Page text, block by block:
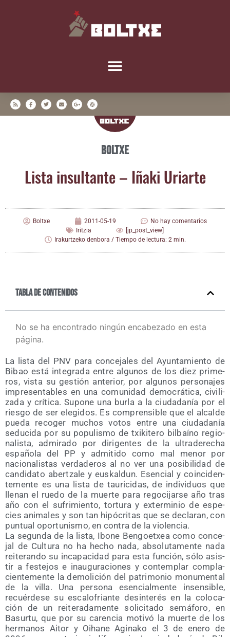
Boltxe
Lis­ta insul­tan­te – Iña­ki Uriarte
Boltxe 2011-05-19
No hay comentarios
Iritzia
[jp_post_view]
Irakurtzeko denbora / Tiempo de lectura: 2 min.
Tabla de contenidos
No se ha encontrado ningún encabezado en esta
página.
La lis­ta del PNV para con­ce­ja­les del Ayun­ta­mien­to de
Bibao está inte­gra­da entre algu­nos de los diez pri­me­
ros, vis­ta su ges­tión ante­rior, por algu­nos per­so­na­jes
impre­sen­ta­bles en una comu­ni­dad demo­crá­ti­ca, civi­li­
za­da y crí­ti­ca. Supo­ne una bur­la a la ciu­da­da­nía por el
ries­go de ser ele­gi­dos. Es com­pren­si­ble que el alcal­de
pue­da reco­ger muchos votos entre una ciu­da­da­nía
sedu­ci­da por su popu­lis­mo de txi­ki­te­ro bil­baíno regio­
na­lis­ta, admi­ra­do por diri­gen­tes de la ultra­de­re­cha
espa­ño­la del PP y admi­ti­do como mal menor por
nacio­na­lis­tas ver­da­de­ros al no ver una posi­bi­li­dad de
can­di­da­to aber­tza­le y eus­kal­dun. Esen­cial y coin­ci­den­
te­men­te es una lis­ta de tau­ri­ci­das, de indi­vi­duos que
lle­nan el rue­do de la muer­te para rego­ci­jar­se año tras
año con el sufri­mien­to, tor­tu­ra y exter­mi­nio de espe­
cies ani­ma­les y son tan hipó­cri­tas que se decla­ran, con
pun­tual opor­tu­nis­mo, en con­tra de la violencia.
La segun­da de la lis­ta, Ibo­ne Ben­goetxea como con­ce­
jal de Cul­tu­ra no ha hecho nada, abso­lu­ta­men­te nada
reite­ran­do su inca­pa­ci­dad para esta fun­ción, sólo asis­
tir a fes­te­jos e inau­gu­ra­cio­nes y con­tem­plar com­pla­
cien­te­men­te la demo­li­ción del patri­mo­nio monu­men­tal
de la villa. Una per­so­na esen­cial­men­te insen­si­ble,
recuér­de­se su esca­lo­frian­te desin­te­rés en la colo­ca­
ción de un reite­ra­da­men­te soli­ci­ta­do semá­fo­ro, en
Basur­tu, que por su caren­cia moti­vó la muer­te de los
her­ma­nos Aitor y Oiha­ne Agi­na­ko el 3 de enero de